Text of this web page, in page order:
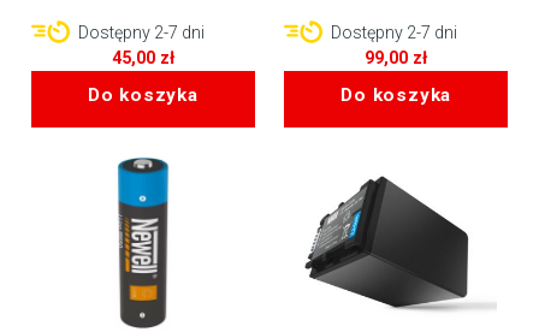
Dostępny 2-7 dni
45,00 zł
Do koszyka
Dostępny 2-7 dni
99,00 zł
Do koszyka